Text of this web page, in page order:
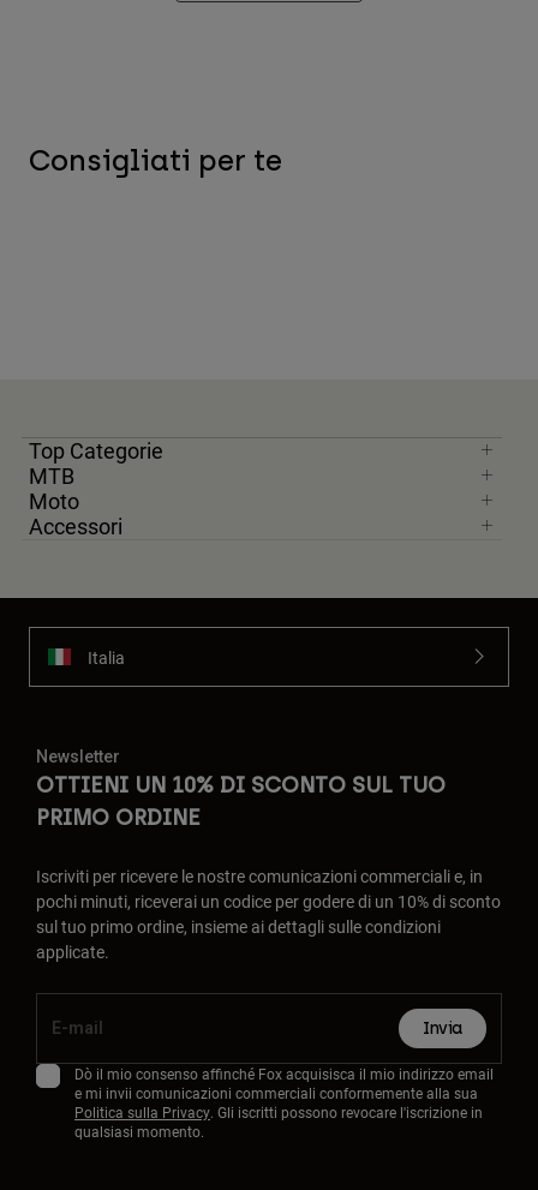
Consigliati per te
Top Categorie
MTB
Moto
Accessori
Italia
Newsletter
OTTIENI UN 10% DI SCONTO SUL TUO
PRIMO ORDINE
Iscriviti per ricevere le nostre comunicazioni commerciali e, in
pochi minuti, riceverai un codice per godere di un 10% di sconto
sul tuo primo ordine, insieme ai dettagli sulle condizioni
applicate.
Invia
Dò il mio consenso affinché Fox acquisisca il mio indirizzo email
e mi invii comunicazioni commerciali conformemente alla sua
Politica sulla Privacy. Gli iscritti possono revocare l'iscrizione in
qualsiasi momento.